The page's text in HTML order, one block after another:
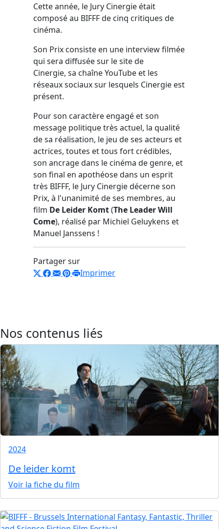
Cette année, le Jury Cinergie était
composé au BIFFF de cinq critiques de
cinéma.
Son Prix consiste en une interview filmée
qui sera diffusée sur le site de
Cinergie, sa chaîne YouTube et les
réseaux sociaux sur lesquels Cinergie est
présent.
Pour son caractère engagé et son
message politique très actuel, la qualité
de sa réalisation, le jeu de ses acteurs et
actrices, toutes et tous fort crédibles,
son ancrage dans le cinéma de genre, et
son final en apothéose dans un esprit
très BIFFF, le Jury Cinergie décerne son
Prix, à l'unanimité de ses membres, au
film De Leider Komt(The Leader Will
Come), réalisé par Michiel Geluykens et
Manuel Janssens !
Partager sur
Imprimer
Nos contenus liés
2024
De leider komt
Voir la fiche du film